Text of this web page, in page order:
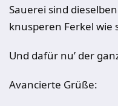
Sauerei sind
knusperen Ferkel wie
Und dafür nu’ der
Avancierte Grüße: